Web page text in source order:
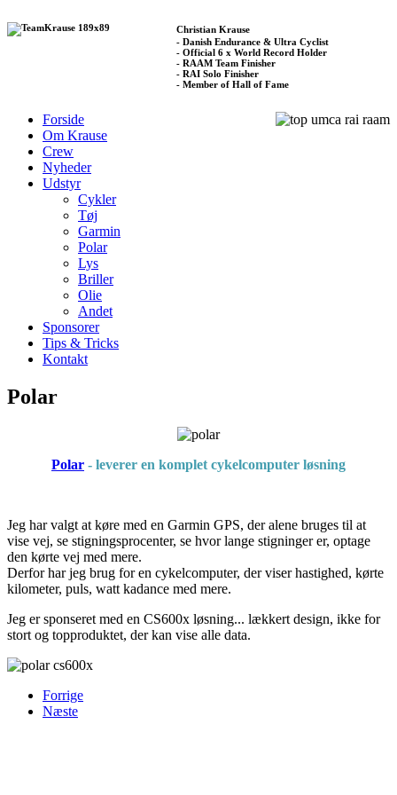
Christian Krause
- Danish Endurance & Ultra Cyclist
- Official 6 x World Record Holder
- RAAM Team Finisher
- RAI Solo Finisher
- Member of Hall of Fame
Forside
Om Krause
Crew
Nyheder
Udstyr
Cykler
Tøj
Garmin
Polar
Lys
Briller
Olie
Andet
Sponsorer
Tips & Tricks
Kontakt
Polar
Polar - leverer en komplet cykelcomputer løsning
Jeg har valgt at køre med en Garmin GPS, der alene bruges til at
vise vej, se stigningsprocenter, se hvor lange stigninger er, optage
den kørte vej med mere.
Derfor har jeg brug for en cykelcomputer, der viser hastighed, kørte
kilometer, puls, watt kadance med mere.
Jeg er sponseret med en CS600x løsning... lækkert design, ikke for
stort og topproduktet, der kan vise alle data.
Forrige
Næste